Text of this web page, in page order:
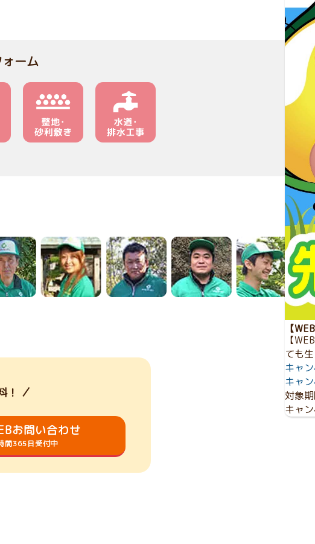
ーム
！
お問い合わせ
間365日受付中
【
【
ても
キャ
キャ
対象
キャ